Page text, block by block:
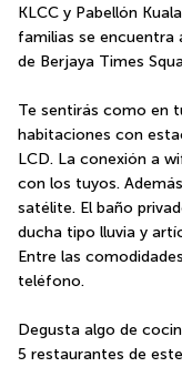
KLCC y Pabellón
familias se encuentra
de Berjaya Times
Te sentirás como en
habitaciones con
LCD. La conexión a
con los tuyos.
satélite. El baño
ducha tipo lluvia y
Entre las
teléfono.
Degusta algo de
5 restaurantes de